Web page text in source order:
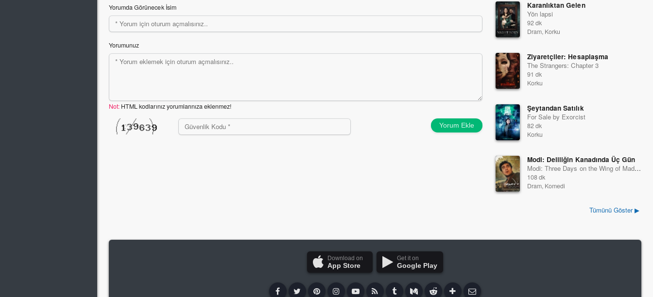
Yorumda Görünecek İsim
Yorumunuz
Not: HTML kodlarınız yorumlarınıza eklenmez!
Yorum Ekle
Karanlıktan Gelen
Yön lapsi
92 dk
Dram, Korku
Ziyaretçiler: Hesaplaşma
The Strangers: Chapter 3
91 dk
Korku
Şeytandan Satılık
For Sale by Exorcist
82 dk
Korku
Modi: Deliliğin Kanadında Üç Gün
Modi: Three Days on the Wing of Madness
108 dk
Dram, Komedi
Tümünü Göster ▶
Download on
App Store
Get it on
Google Play